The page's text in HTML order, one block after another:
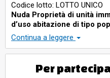
Codice lotto: LOTTO UNICO
Nuda Proprietà di unità
d’uso abitazione di tipo
con sottotetto, composto
porticato, cucina,
ripostiglio, locale caldaia
Superfice Totale Lorda
Nuda Proprietà di unità
Continua a leggere
Per